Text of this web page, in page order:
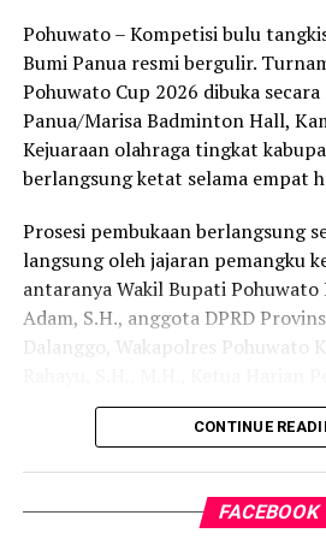
Bagi Kabupaten Pohuwato,
momentum krusial untuk melobi
program strategis pusat agar
Berbekal bentang laut yang luas,
panjang, serta kekayaan hayati
Pohuwato dinilai memiliki daya
utama di kawasan Indonesia
Bupati Saipul A. Mbuinga
KKP bertindak sebagai wadah
menyamakan persepsi dan arah
“Melalui koordinasi intensif di
berharap jalinan sinergi vertikal
nasional bisa mendarat dan
Pohuwato – Kompetisi bulu
Bumi Panua resmi bergulir.
Pohuwato Cup 2026 dibuka
Panua/Marisa Badminton Hall,
Kejuaraan olahraga tingkat
berlangsung ketat selama empat
Prosesi pembukaan berlangsung
langsung oleh jajaran pemangku
antaranya Wakil Bupati
Adam, S.H., anggota DPRD
Dalanggo, Wakapolres Pohuwato
Pohuwato Kadir Amran, Ketua
serta Achmad Apandi selaku Legal
Kejuaraan berskala daerah ini
CONTINUE
FACEBOOK